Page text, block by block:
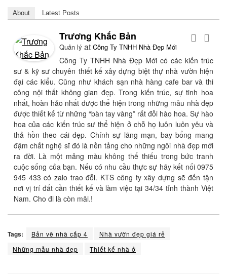
About Latest Posts
Trương Khắc Bản
Quản lý at Công Ty TNHH Nhà Đẹp Mới
Công Ty TNHH Nhà Đẹp Mới có các kiến trúc
sư & kỹ sư chuyên thiết kế xây dựng biệt thự nhà vườn hiện
đại các kiểu. Cũng như khách sạn nhà hàng cafe bar và thi
công nội thất không gian đẹp. Trong kiến trúc, sự tinh hoa
nhất, hoàn hảo nhất được thể hiện trong những mẫu nhà đẹp
được thiết kế từ những “bàn tay vàng” rất đỗi hào hoa. Sự hào
hoa của các kiến trúc sư thể hiện ở chỗ họ luôn luôn yêu và
thả hồn theo cái đẹp. Chính sự lãng mạn, bay bổng mang
đậm chất nghệ sĩ đó là nền tảng cho những ngôi nhà đẹp mới
ra đời. Là một mảng màu không thể thiếu trong bức tranh
cuộc sống của bạn. Nếu có nhu cầu thực sự hãy kết nối 0975
945 433 có zalo trao đỗi. KTS công ty xây dựng sẽ đến tận
nơi vị trí đất cần thiết kế và làm việc tại 34/34 tỉnh thành Việt
Nam. Cho đi là còn mãi.!
Tags: Bản vẽ nhà cấp 4
Nhà vườn đẹp giá rẻ
Những mẫu nhà đẹp
Thiết kế nhà ở